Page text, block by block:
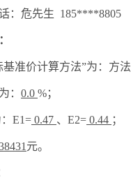
： 危先生 185****8805
基准价计算方法”为：方法
： 0.0 %；
E1= 0.47 、 E2= 0.44 ；
元。